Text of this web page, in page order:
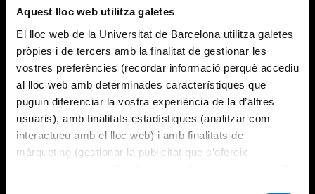
Aquest lloc web utilitza galetes
El lloc web de la Universitat de Barcelona utilitza galetes
pròpies i de tercers amb la finalitat de gestionar les
vostres preferències (recordar informació perquè accediu
al lloc web amb determinades característiques que
puguin diferenciar la vostra experiència de la d’altres
usuaris), amb finalitats estadístiques (analitzar com
interactueu amb el lloc web) i amb finalitats de
màrqueting (gestionar la publicitat que s’ofereix
adequant-la en funció dels vostres hàbits de navegació).